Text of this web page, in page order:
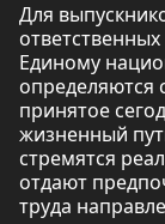
Для
Единому
определяются
принятое
жизненный
стремятся
отдают
труда